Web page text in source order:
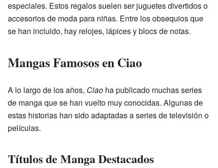
especiales. Estos regalos suelen ser juguetes divertidos o
accesorios de moda para niñas. Entre los obsequios que
se han incluido, hay relojes, lápices y blocs de notas.
Mangas Famosos en Ciao
A lo largo de los años, Ciao ha publicado muchas series
de manga que se han vuelto muy conocidas. Algunas de
estas historias han sido adaptadas a series de televisión o
películas.
Títulos de Manga Destacados